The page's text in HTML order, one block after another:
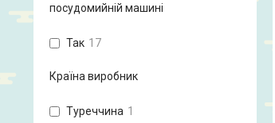
посудомийній машині
Так 17
Країна виробник
Туреччина 1